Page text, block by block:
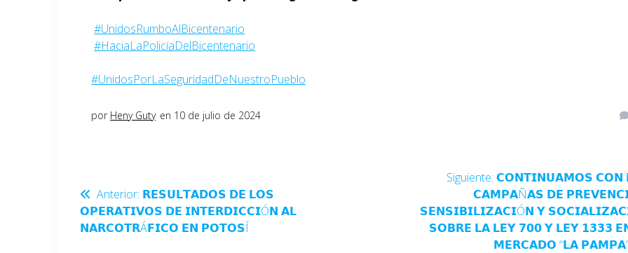
#UnidosRumboAlBicentenario
#HaciaLaPolicíaDelBicentenario
#UnidosPorLaSeguridadDeNuestroPueblo
por Heny Guty en 10 de julio de 2024
Anterior: 𝗥𝗘𝗦𝗨𝗟𝗧𝗔𝗗𝗢𝗦 𝗗𝗘 𝗟𝗢𝗦
𝗢𝗣𝗘𝗥𝗔𝗧𝗜𝗩𝗢𝗦 𝗗𝗘 𝗜𝗡𝗧𝗘𝗥𝗗𝗜𝗖𝗖𝗜Ó𝗡 𝗔𝗟
𝗡𝗔𝗥𝗖𝗢𝗧𝗥Á𝗙𝗜𝗖𝗢 𝗘𝗡 𝗣𝗢𝗧𝗢𝗦Í
Siguiente: 𝗖𝗢𝗡𝗧𝗜𝗡𝗨𝗔𝗠𝗢𝗦 𝗖𝗢𝗡
𝗖𝗔𝗠𝗣𝗔Ñ𝗔𝗦 𝗗𝗘
𝗦𝗘𝗡𝗦𝗜𝗕𝗜𝗟𝗜𝗭𝗔𝗖𝗜Ó𝗡 𝗬
𝗦𝗢𝗕𝗥𝗘 𝗟𝗔 𝗟𝗘𝗬 𝟳𝟬𝟬 𝗬 𝗟𝗘𝗬 𝟭𝟯𝟯𝟯
𝗠𝗘𝗥𝗖𝗔𝗗𝗢 “𝗟𝗔